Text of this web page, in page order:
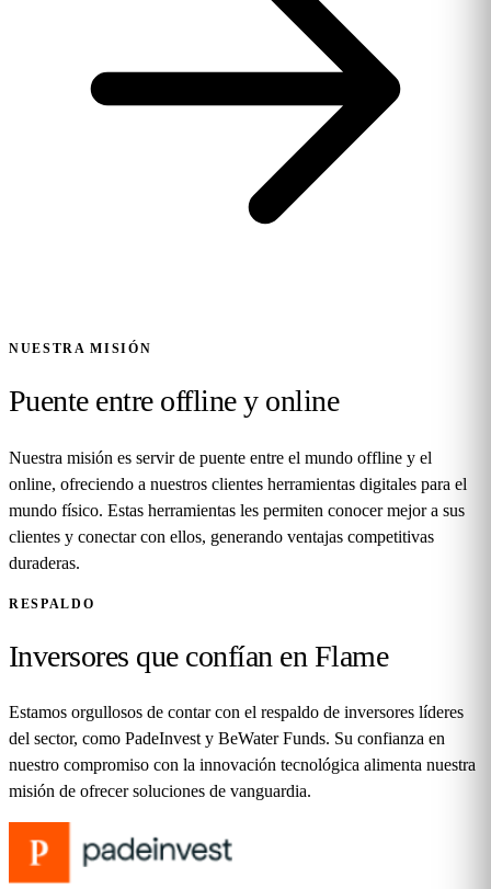
NUESTRA MISIÓN
Puente entre offline y online
Nuestra misión es servir de puente entre el mundo offline y el
online, ofreciendo a nuestros clientes herramientas digitales para el
mundo físico. Estas herramientas les permiten conocer mejor a sus
clientes y conectar con ellos, generando ventajas competitivas
duraderas.
RESPALDO
Inversores que confían en Flame
Estamos orgullosos de contar con el respaldo de inversores líderes
del sector, como PadeInvest y BeWater Funds. Su confianza en
nuestro compromiso con la innovación tecnológica alimenta nuestra
misión de ofrecer soluciones de vanguardia.